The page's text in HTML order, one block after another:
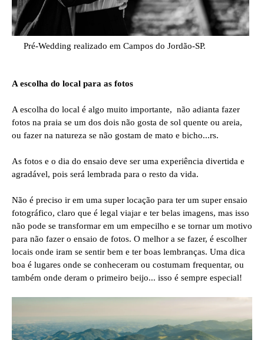
Pré-Wedding realizado em Campos do Jordão-SP.
A escolha do local para as fotos
A escolha do local é algo muito importante, não adianta fazer
fotos na praia se um dos dois não gosta de sol quente ou areia,
ou fazer na natureza se não gostam de mato e bicho...rs.
As fotos e o dia do ensaio deve ser uma experiência divertida e
agradável, pois será lembrada para o resto da vida.
Não é preciso ir em uma super locação para ter um super ensaio
fotográfico, claro que é legal viajar e ter belas imagens, mas isso
não pode se transformar em um empecilho e se tornar um motivo
para não fazer o ensaio de fotos. O melhor a se fazer, é escolher
locais onde iram se sentir bem e ter boas lembranças. Uma dica
boa é lugares onde se conheceram ou costumam frequentar, ou
também onde deram o primeiro beijo... isso é sempre especial!